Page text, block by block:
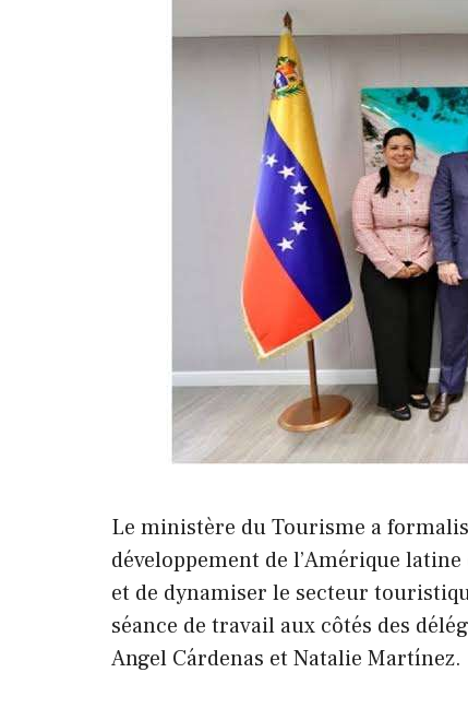
Le ministère du Tourisme a
développement de l’Amérique
et de dynamiser le secteur
séance de travail aux côtés des
Angel Cárdenas et Natalie Martínez.